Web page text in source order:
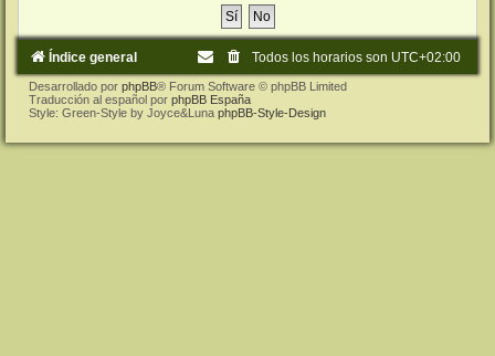
Índice general Todos los horarios son UTC+02:00
Desarrollado por phpBB® Forum Software © phpBB Limited
Traducción al español por phpBB España
Style: Green-Style by Joyce&Luna phpBB-Style-Design